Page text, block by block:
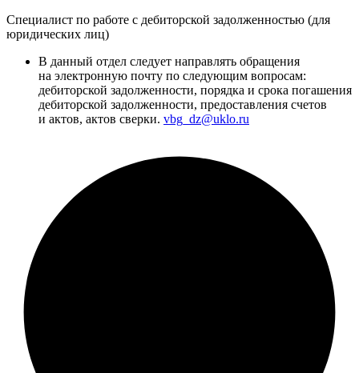
Специалист по работе с дебиторской задолженностью (для
юридических лиц)
В данный отдел следует направлять обращения
на электронную почту по следующим вопросам:
дебиторской задолженности, порядка и срока погашения
дебиторской задолженности, предоставления счетов
и актов, актов сверки. vbg_dz@uklo.ru